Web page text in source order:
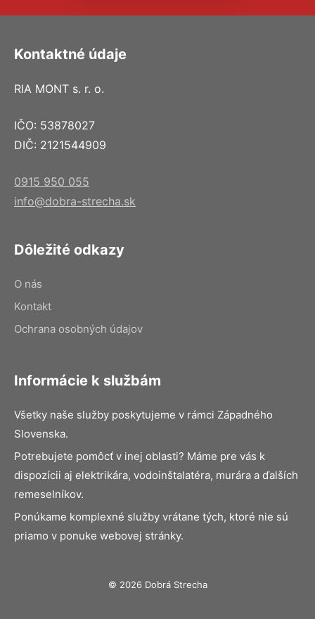
Kontaktné údaje
RIA MONT s. r. o.
IČO: 53878027
DIČ: 2121544909
0915 950 055
info@dobra-strecha.sk
Dôležité odkazy
O nás
Kontakt
Ochrana osobných údajov
Informácie k službám
Všetky naše služby poskytujeme v rámci Západného
Slovenska.
Potrebujete pomôcť v inej oblasti? Máme pre vás k
dispozícii aj elektrikára, vodoinštalatéra, murára a ďalších
remeselníkov.
Ponúkame komplexné služby vrátane tých, ktoré nie sú
priamo v ponuke webovej stránky.
© 2026 Dobrá Strecha